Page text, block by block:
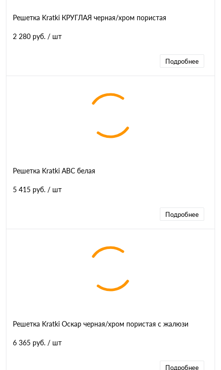
Решетка Kratki КРУГЛАЯ черная/хром пористая
2 280 руб. / шт
Подробнее
Решетка Kratki ABC белая
5 415 руб. / шт
Подробнее
Решетка Kratki Оскар черная/хром пористая с жалюзи
6 365 руб. / шт
Подробнее